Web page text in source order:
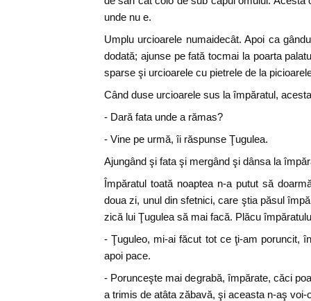
unde nu e.
Umplu urcioarele numaidecât. Apoi ca
dodată; ajunse pe fată tocmai la poarta
sparse şi urcioarele cu pietrele de la
Când duse urcioarele sus la împăratul,
- Dară fata unde a rămas?
- Vine pe urmă, îi răspunse Ţugulea.
Ajungând şi fata şi mergând şi dânsa la
Împăratul toată noaptea n-a putut să
doua zi, unul din sfetnici, care ştia păsul
zică lui Ţugulea să mai facă. Plăcu
- Ţuguleo, mi-ai făcut tot ce ţi-am poruncit,
apoi pace.
- Porunceşte mai degrabă, împărate, căci
a trimis de atâta zăbavă, şi aceasta n-aş voi-